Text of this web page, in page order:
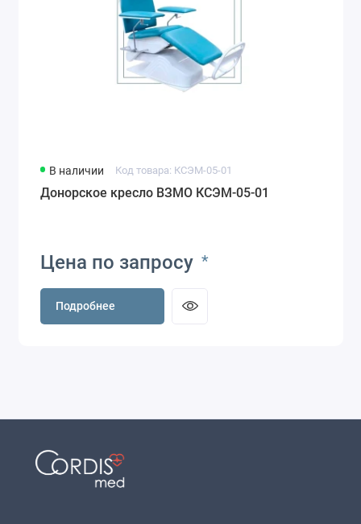
В наличии Код товара: КСЭМ-05-01
Донорское кресло ВЗМО КСЭМ-05-01
Цена по запросу *
Подробнее